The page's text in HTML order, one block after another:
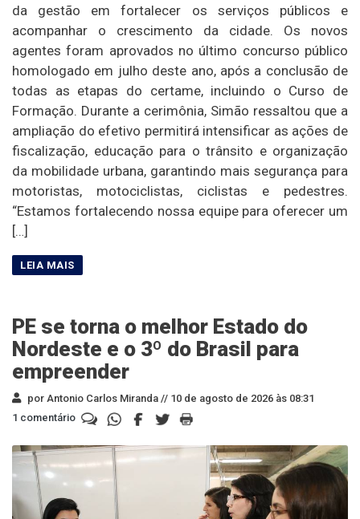
da gestão em fortalecer os serviços públicos e
acompanhar o crescimento da cidade. Os novos
agentes foram aprovados no último concurso público
homologado em julho deste ano, após a conclusão de
todas as etapas do certame, incluindo o Curso de
Formação. Durante a cerimônia, Simão ressaltou que a
ampliação do efetivo permitirá intensificar as ações de
fiscalização, educação para o trânsito e organização
da mobilidade urbana, garantindo mais segurança para
motoristas, motociclistas, ciclistas e pedestres.
“Estamos fortalecendo nossa equipe para oferecer um
[…]
PE se torna o melhor Estado do
Nordeste e o 3º do Brasil para
empreender
por Antonio Carlos Miranda // 10 de agosto de 2026 às 08:31
1 comentário